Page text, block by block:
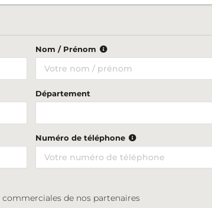
Nom / Prénom
Département
Numéro de téléphone
de nos partenaires